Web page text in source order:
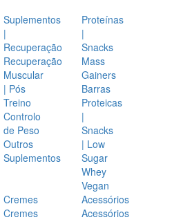
Suplementos
|
Recuperação
Recuperação
Muscular
| Pós
Treino
Controlo
de Peso
Outros
Suplementos
Proteínas
|
Snacks
Mass
Gainers
Barras
Proteicas
|
Snacks
| Low
Sugar
Whey
Vegan
Cremes
Cremes
Acessórios
Acessórios